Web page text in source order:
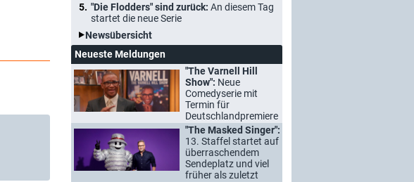
"Die Flodders" sind zurück: An diesem Tag
startet die neue Serie
Newsübersicht
Neueste Meldungen
"The Varnell Hill
Show": Neue
Comedyserie mit
Termin für
Deutschlandpremiere
"The Masked Singer":
13. Staffel startet auf
überraschendem
Sendeplatz und viel
früher als zuletzt